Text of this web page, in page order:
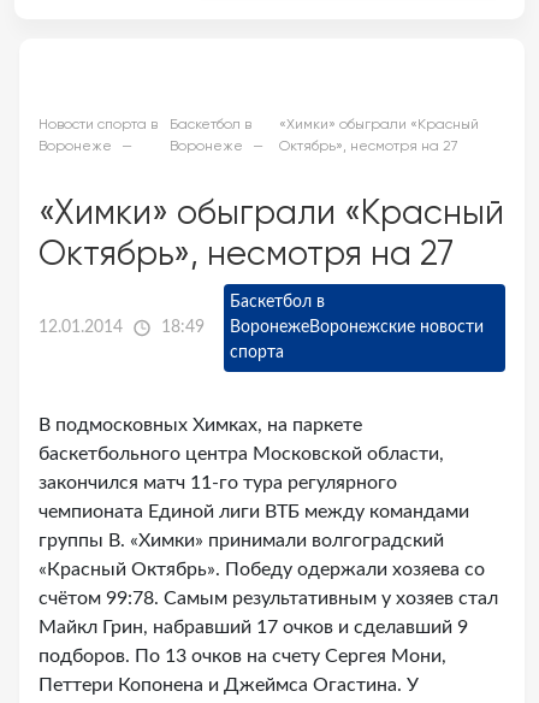
Новости спорта в
Воронеже
Баскетбол в
Воронеже
«Химки» обыграли «Красный
Октябрь», несмотря на 27
«Химки» обыграли «Красный
Октябрь», несмотря на 27
12.01.2014 18:49
Баскетбол в
ВоронежеВоронежские новости
спорта
В подмосковных Химках, на паркете
баскетбольного центра Московской области,
закончился матч 11-го тура регулярного
чемпионата Единой лиги ВТБ между командами
группы В. «Химки» принимали волгоградский
«Красный Октябрь». Победу одержали хозяева со
счётом 99:78. Самым результативным у хозяев стал
Майкл Грин, набравший 17 очков и сделавший 9
подборов. По 13 очков на счету Сергея Мони,
Петтери Копонена и Джеймса Огастина. У